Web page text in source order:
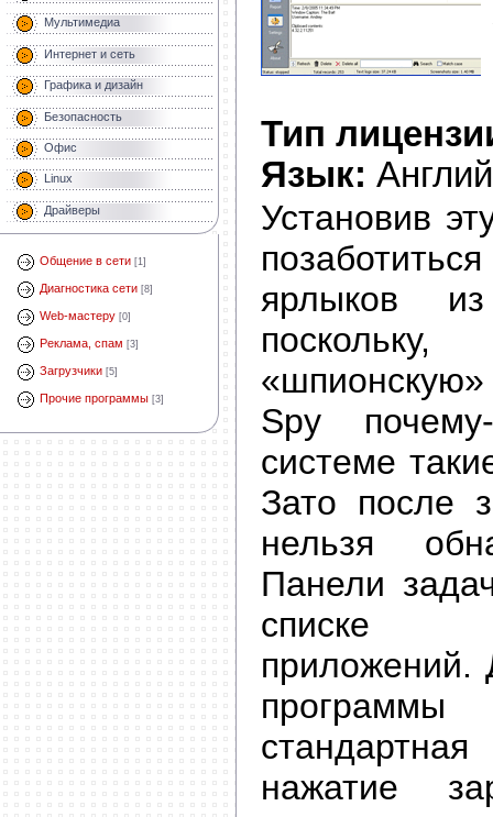
Мультимедиа
Интернет и сеть
Графика и дизайн
Безопасность
Офис
Linux
Драйверы
Общение в сети [1]
Диагностика сети [8]
Web-мастеру [0]
Реклама, спам [3]
Загрузчики [5]
Прочие программы [3]
Тип
Язык:
Установив
ярлыков
Spy
системе
Зато после
нельзя
Панели
списке
приложений.
нажатие